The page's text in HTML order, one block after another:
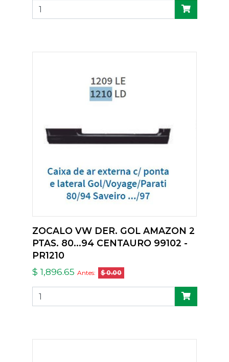
ZOCALO VW DER. GOL AMAZON 2
PTAS. 80...94 CENTAURO 99102 -
PR1210
$ 1,896.65 Antes: $ 0.00